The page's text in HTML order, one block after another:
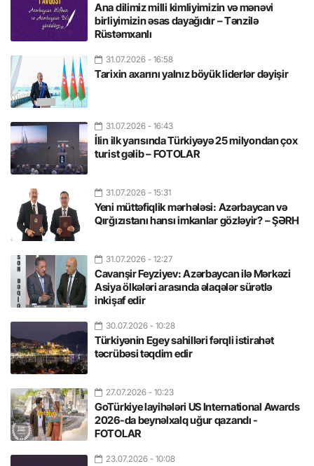
Ana dilimiz milli kimliyimizin və mənəvi
birliyimizin əsas dayağıdır – Tənzilə
Rüstəmxanlı
31.07.2026 - 16:58
Tarixin axarını yalnız böyük liderlər dəyişir
31.07.2026 - 16:43
İlin ilk yarısında Türkiyəyə 25 milyondan çox
turist gəlib – FOTOLAR
31.07.2026 - 15:31
Yeni müttəfiqlik mərhələsi: Azərbaycan və
Qırğızıstanı hansı imkanlar gözləyir? – ŞƏRH
31.07.2026 - 12:27
Cavanşir Feyziyev: Azərbaycan ilə Mərkəzi
Asiya ölkələri arasında əlaqələr sürətlə
inkişaf edir
30.07.2026 - 10:28
Türkiyənin Egey sahilləri fərqli istirahət
təcrübəsi təqdim edir
27.07.2026 - 10:23
GoTürkiye layihələri US International Awards
2026-da beynəlxalq uğur qazandı -
FOTOLAR
23.07.2026 - 10:08